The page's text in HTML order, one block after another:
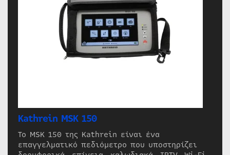
Kathrein MSK 150
Το MSK 150 της Kathrein είναι ένα
επαγγελματικό πεδιόμετρο που υποστηρίζει